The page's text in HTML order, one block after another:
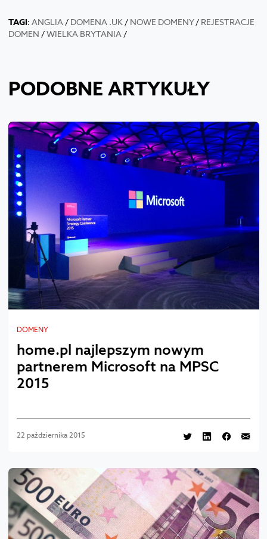
TAGI: ANGLIA/ DOMENA .UK/ NOWE DOMENY/ REJESTRACJE
DOMEN /WIELKA BRYTANIA/
PODOBNE ARTYKUŁY
DOMENY
home.pl najlepszym nowym
partnerem Microsoft na MPSC
2015
22 października 2015